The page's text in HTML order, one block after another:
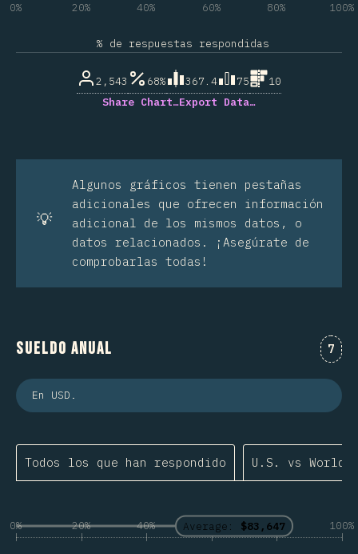
0% 20% 40% 60% 80% 100%
% de respuestas respondidas
2,543 68% 367.4 75
10
Share Chart…Export Data…
💡
Algunos gráficos tienen pestañas
adicionales que ofrecen información
adicional de los mismos datos, o
datos relacionados. ¡Asegúrate de
comprobarlas todas!
Sueldo anual 7
En USD.
Todos los que han respondido U.S. vs World
0% 20% 40% 60% 80% 100%
Average: $83,647